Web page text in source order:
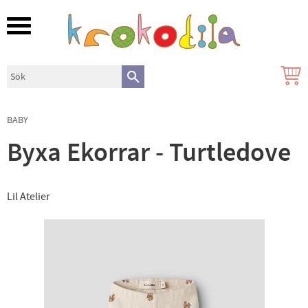
Meny
BABY
Byxa Ekorrar - Turtledove
Lil Atelier